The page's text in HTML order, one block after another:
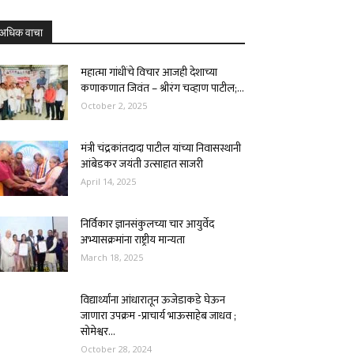
वाचा
महात्मा गांधींचे विचार आजही देशाच्या
कणाकणात जिवंत – श्रीरंग चव्हाण पाटील;...
October 2, 2025
मंत्री चंद्रकांतदादा पाटील यांच्या निवासस्थानी
आंबेडकर जयंती उत्साहात साजरी
April 14, 2025
निर्विकार ज्ञानसंकुलच्या चार आयुर्वेद
अभ्यासक्रमांना राष्ट्रीय मान्यता
March 18, 2025
विद्यार्थ्यांना आंधारातून ऊजेडाकडे घेऊन
जाणारा उपक्रम -प्राचार्य भाऊसाहेब जाधव ;
सोमेश्वर...
October 28, 2024